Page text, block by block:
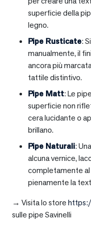
superficie della
legno.
Pipe Rusticate:
manualmente, il
ancora più
tattile distintivo.
Pipe Matt: Le
superficie non
cera lucidante o
brillano.
Pipe Naturali:
alcuna vernice,
completamente
pienamente la
→ Visita lo store
sulle pipe Savinelli